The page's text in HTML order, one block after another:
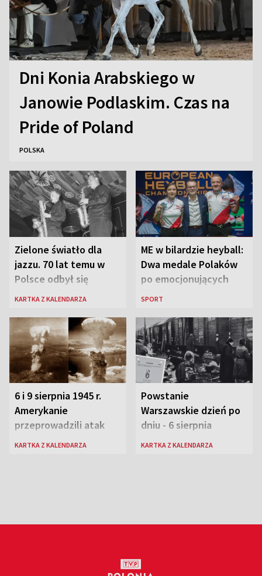
Dni Konia Arabskiego w
Janowie Podlaskim. Czas na
Pride of Poland
POLSKA
Zielone światło dla
jazzu. 70 lat temu w
Polsce odbył się
pierwszy festiwal
KARTKA Z KALENDARZA
ME w bilardzie heyball:
Dwa medale Polaków
po emocjonujących
finałach w Kielcach
SPORT
6 i 9 sierpnia 1945 r.
Amerykanie
przeprowadzili atak
atomowy na Hiroszimę
KARTKA Z KALENDARZA
Powstanie
Warszawskie dzień po
dniu - 6 sierpnia
KARTKA Z KALENDARZA